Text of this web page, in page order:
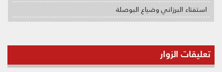
استفتاء البرزاني وضياع البوصلة
تعليقات الزوار